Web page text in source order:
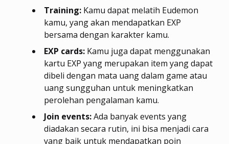
Training: Kamu dapat melatih Eudemon
kamu, yang akan mendapatkan EXP
bersama dengan karakter kamu.
EXP cards: Kamu juga dapat menggunakan
kartu EXP yang merupakan item yang dapat
dibeli dengan mata uang dalam game atau
uang sungguhan untuk meningkatkan
perolehan pengalaman kamu.
Join events:Ada banyak events yang
diadakan secara rutin, ini bisa menjadi cara
yang baik untuk mendapatkan poin